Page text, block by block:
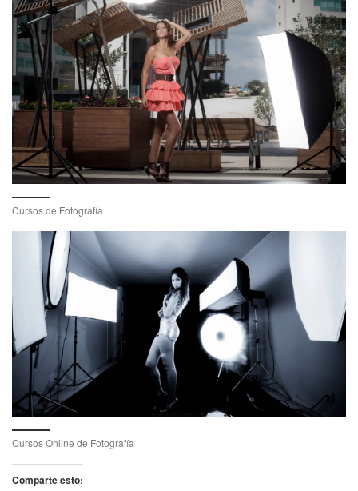
Cursos de Fotografía
Cursos Online de Fotografía
Comparte esto: